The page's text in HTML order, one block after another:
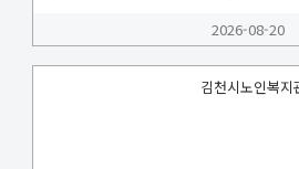
2026-08-20
김천시노인복지